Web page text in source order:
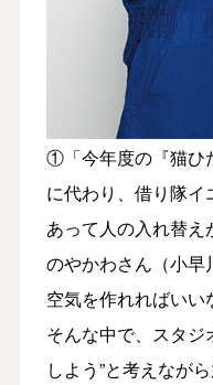
①「今年度の『猫ひ
に代わり、借り隊
あって人の入れ替
のやかわさん（小
空気を作れればいい
そんな中で、スタジ
しよう”と考えなが